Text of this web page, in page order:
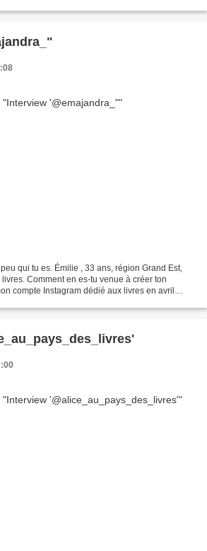
qui tu es. Émilie , 33 ans, région Grand Est,
Comment en es-tu venue à créer ton
compte Instagram dédié aux livres en avril